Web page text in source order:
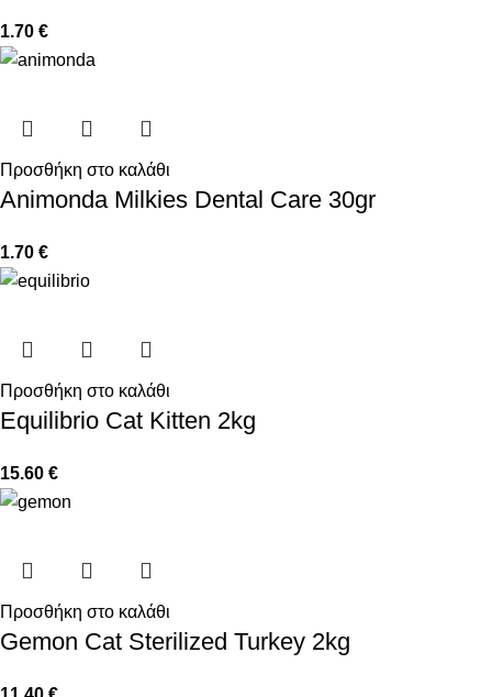
1.70 €
Προσθήκη στο καλάθι
Animonda Milkies Dental Care 30gr
1.70 €
Προσθήκη στο καλάθι
Equilibrio Cat Kitten 2kg
15.60 €
Προσθήκη στο καλάθι
Gemon Cat Sterilized Turkey 2kg